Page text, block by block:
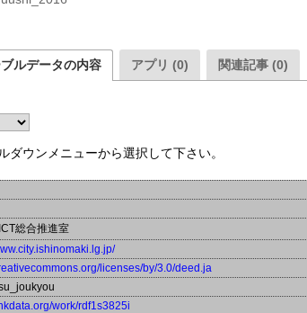
ルデータの内容 アプリ (0) 関連記事 (0)
ウンメニューから選択して下さい。
総合推進室
licenses/by/3.0/deed.ja
work/rdf1s3825i